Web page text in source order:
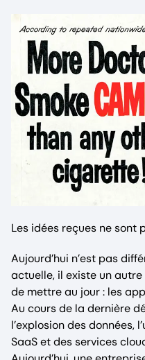
Les idées reçues ne sont
Aujourd’hui n’est pas
actuelle, il existe un
de mettre au jour : les
Au cours de la dernière
l’explosion des données,
SaaS et des services